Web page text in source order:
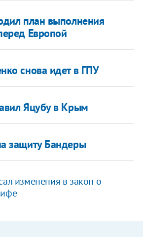
план выполнения
Европой
снова идет в ГПУ
Яцубу в Крым
защиту Бандеры
изменения в закон о